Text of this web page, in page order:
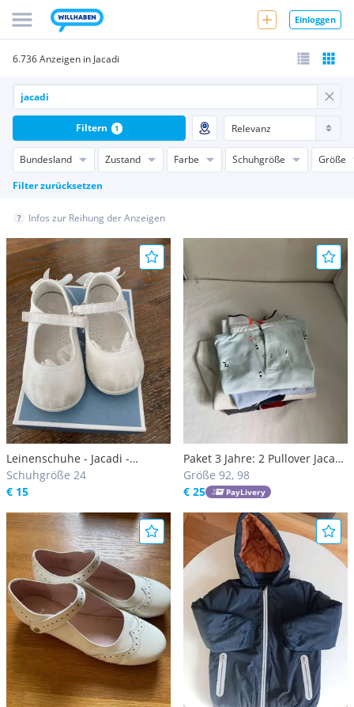
Einloggen
6.736 Anzeigen in Jacadi
Bundesland Zustand Farbe Schuhgröße
Größe
Filter zurücksetzen
Filtern 1
Infos zur Reihung der Anzeigen
Leinenschuhe - Jacadi -
Halbschuhe - Jacadi
Leinenschuhe
Schuhgröße 24
€ 15
Paket 3 Jahre: 2 Pullover Jacadi
und Mayoral, 2 Polos Jacadi, 1
Shirt Jacadi
Größe 92, 98
€ 25
PayLivery